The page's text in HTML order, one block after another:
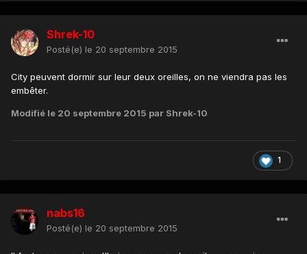
Shrek-10
Posté(e) le 20 septembre 2015
City peuvent dormir sur leur deux oreilles, on ne viendra pas les
embêter.
Modifié le 20 septembre 2015 par Shrek-10
1
nabs16
Posté(e) le 20 septembre 2015